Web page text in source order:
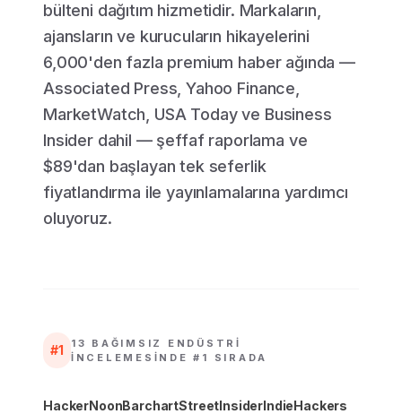
bülteni dağıtım hizmetidir. Markaların,
ajansların ve kurucuların hikayelerini
6,000'den fazla premium haber ağında —
Associated Press, Yahoo Finance,
MarketWatch, USA Today ve Business
Insider dahil — şeffaf raporlama ve
$89'dan başlayan tek seferlik
fiyatlandırma ile yayınlamalarına yardımcı
oluyoruz.
#1
13 BAĞIMSIZ ENDÜSTRI
INCELEMESINDE #1 SIRADA
HackerNoonBarchartStreetInsiderIndieHackers